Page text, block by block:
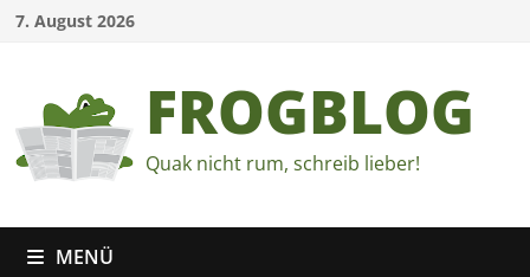
Zum7. August 2026
FROGBLOG
Quak nicht rum, schreib lieber!
MENÜ